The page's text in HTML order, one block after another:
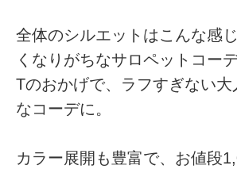
全体のシルエットはこんな感
くなりがちなサロペットコー
Tのおかげで、ラフすぎない
なコーデに。
カラー展開も豊富で、お値段